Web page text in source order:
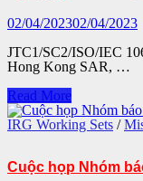
02/04/202302/04/2023
JTC1/SC2/ISO/IEC
Hong Kong SAR, …
Nghị
quyết
của
nhóm
Read More
IRG Working Sets /
Cuộc họp Nhóm